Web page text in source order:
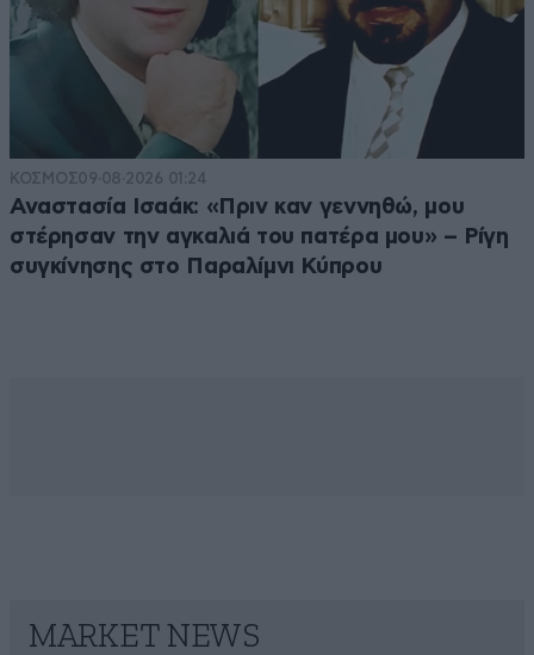
ΚΟΣΜΟΣ09·08·2026 01:24
Αναστασία Ισαάκ: «Πριν καν γεννηθώ, μου
στέρησαν την αγκαλιά του πατέρα μου» – Ρίγη
συγκίνησης στο Παραλίμνι Κύπρου
MARKET NEWS